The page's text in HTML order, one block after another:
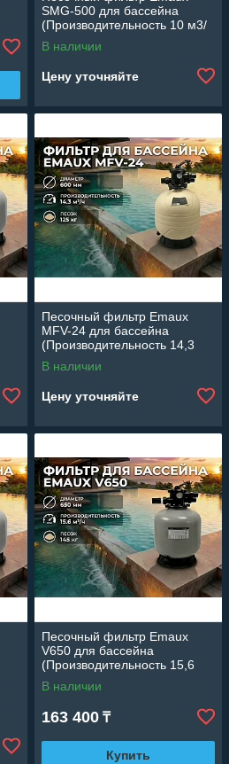
SMG-500 для бассейна
(Производительность 10 м3/
ч, стекловолокно, диаметр
500 мм)
В наличии
Цену уточняйте
Песочный фильтр Emaux
MFV-24 для бассейна
(Производительность 14,3
м3/ч, полиэтилен, диаметр
600 мм)
В наличии
Цену уточняйте
Песочный фильтр Emaux
V650 для бассейна
(Производительность 15,6
м3/ч, стекловолокно,
диаметр 650 мм)
В наличии
163 400 ₸
Купить